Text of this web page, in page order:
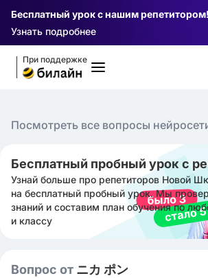
Бесплатный урок с нашим репетитором!
Узнать подробнее
При поддержке
Посмотреть все вопросы
Бесплатный пробный урок с
Узнай больше про репетиторов Новой
на бесплатный пробный урок. Мы
знаний и составим план обучения по
и классу
Вопрос от ニカ ポン